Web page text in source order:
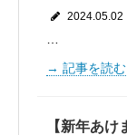
2024.05.02
記事を読む
【新年あ